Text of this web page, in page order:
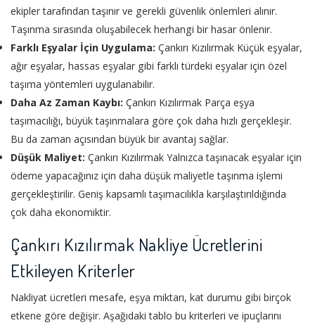
ekipler tarafından taşınır ve gerekli güvenlik önlemleri alınır.
Taşınma sırasında oluşabilecek herhangi bir hasar önlenir.
Farklı Eşyalar İçin Uygulama: Çankırı Kızılırmak Küçük eşyalar,
ağır eşyalar, hassas eşyalar gibi farklı türdeki eşyalar için özel
taşıma yöntemleri uygulanabilir.
Daha Az Zaman Kaybı: Çankırı Kızılırmak Parça eşya
taşımacılığı, büyük taşınmalara göre çok daha hızlı gerçekleşir.
Bu da zaman açısından büyük bir avantaj sağlar.
Düşük Maliyet: Çankırı Kızılırmak Yalnızca taşınacak eşyalar için
ödeme yapacağınız için daha düşük maliyetle taşınma işlemi
gerçekleştirilir. Geniş kapsamlı taşımacılıkla karşılaştırıldığında
çok daha ekonomiktir.
Çankırı Kızılırmak Nakliye Ücretlerini
Etkileyen Kriterler
Nakliyat ücretleri mesafe, eşya miktarı, kat durumu gibi birçok
etkene göre değişir. Aşağıdaki tablo bu kriterleri ve ipuçlarını